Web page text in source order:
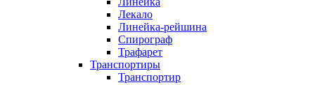
Лекало
Линейка-рейшина
Спирограф
Трафарет
Транспортиры
Транспортир